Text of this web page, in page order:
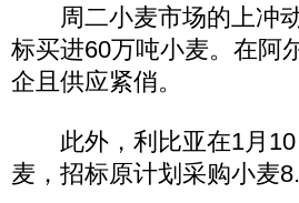
周二小麦市场的上冲动
标买进60万吨小麦。在阿
企且供应紧俏。
此外，利比亚在1月10
麦，招标原计划采购小麦